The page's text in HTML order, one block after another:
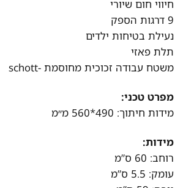
חיווי חום שיורי
נעילת בטיחות ילדים
תלת פאזי
משטח עבודה זכוכית מחוסמת -schott
מפרט טכני:
מידות חיתוך: 490*560 מ״מ
מידות:
רוחב: 60 ס”מ
עומק: 5.5 ס”מ